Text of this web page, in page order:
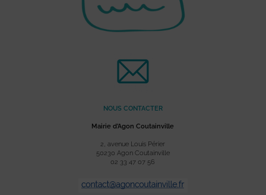
NOUS CONTACTER
Mairie d’Agon Coutainville
2, avenue Louis Périer
50230 Agon Coutainville
02 33 47 07 56